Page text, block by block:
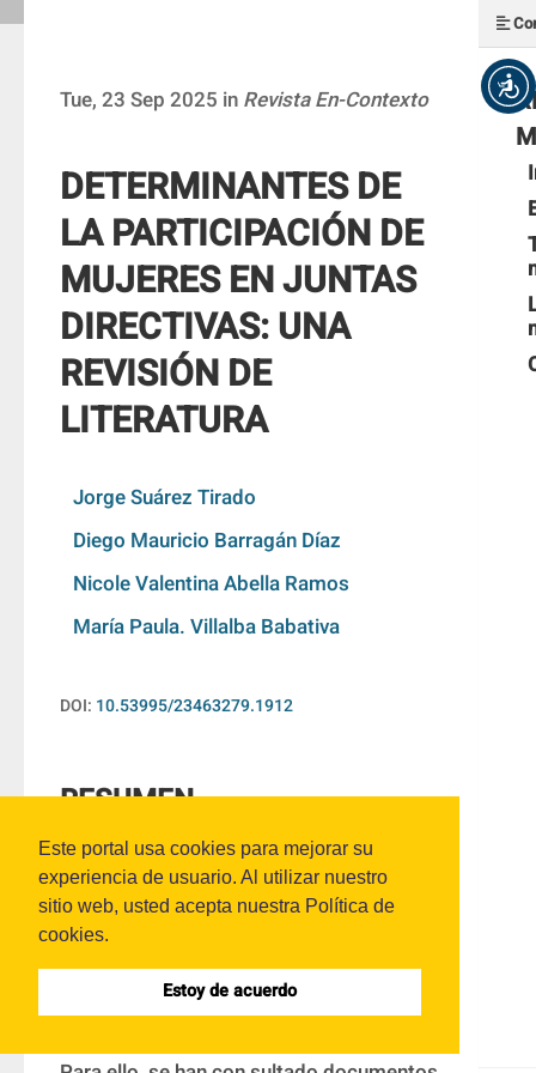
Este portal usa cookies para mejorar su
experiencia de usuario. Al utilizar nuestro
sitio web, usted acepta nuestra Política de
cookies.
Estoy de acuerdo
Tue, 23 Sep 2025 in Revista En-Contexto
DETERMINANTES DE
LA PARTICIPACIÓN DE
MUJERES EN JUNTAS
DIRECTIVAS: UNA
REVISIÓN DE
LITERATURA
Jorge Suárez Tirado
Diego Mauricio Barragán Díaz
Nicole Valentina Abella Ramos
María Paula. Villalba Babativa
DOI: 10.53995/23463279.1912
RESUMEN
El objetivo del presente artículo es
identificar algunos determinantes de la
participación de mujeres en juntas
directivas, así como recopilar diversas
estrategias para potencializar su